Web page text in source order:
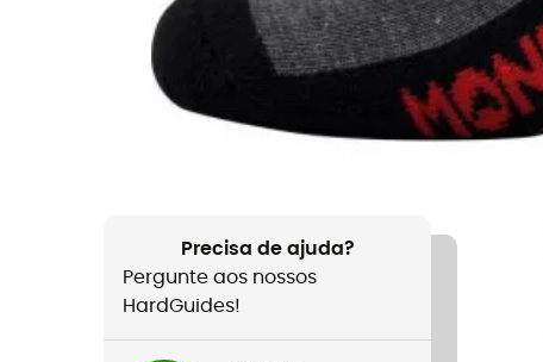
Precisa de ajuda?
Pergunte aos nossos
HardGuides!